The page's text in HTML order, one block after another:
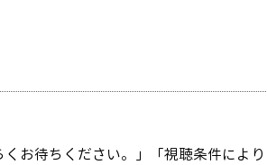
お待ちください。」「視聴条件によ